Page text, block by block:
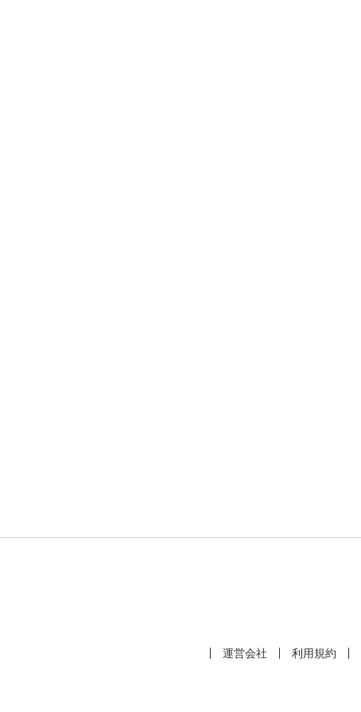
運営会社 利用規約